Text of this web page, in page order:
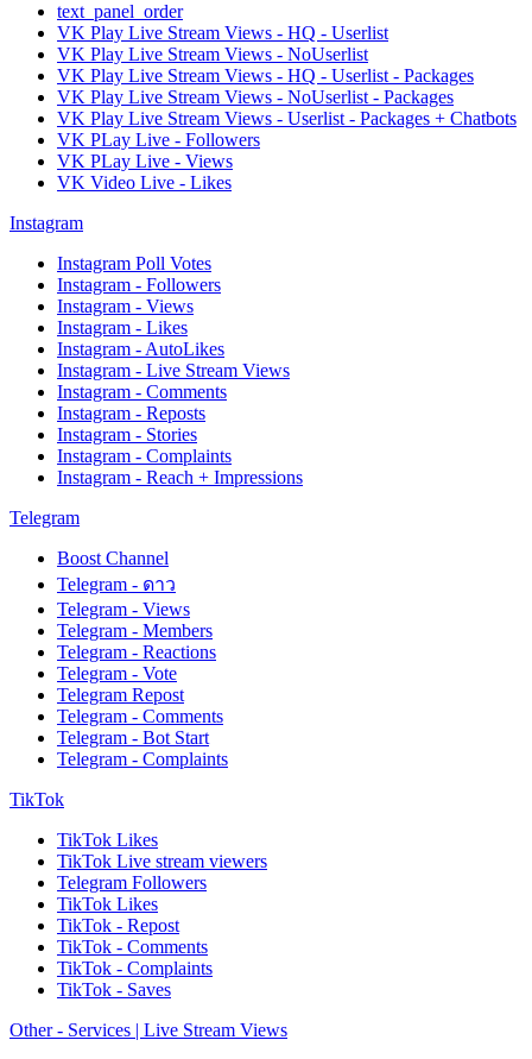
text_panel_order
VK Play Live Stream Views - HQ - Userlist
VK Play Live Stream Views - NoUserlist
VK Play Live Stream Views - HQ - Userlist - Packages
VK Play Live Stream Views - NoUserlist - Packages
VK Play Live Stream Views - Userlist - Packages + Chatbots
VK PLay Live - Followers
VK PLay Live - Views
VK Video Live - Likes
Instagram
Instagram Poll Votes
Instagram - Followers
Instagram - Views
Instagram - Likes
Instagram - AutoLikes
Instagram - Live Stream Views
Instagram - Comments
Instagram - Reposts
Instagram - Stories
Instagram - Complaints
Instagram - Reach + Impressions
Telegram
Boost Channel
Telegram - ดาว
Telegram - Views
Telegram - Members
Telegram - Reactions
Telegram - Vote
Telegram Repost
Telegram - Comments
Telegram - Bot Start
Telegram - Complaints
TikTok
TikTok Likes
TikTok Live stream viewers
Telegram Followers
TikTok Likes
TikTok - Repost
TikTok - Comments
TikTok - Complaints
TikTok - Saves
Other - Services | Live Stream Views